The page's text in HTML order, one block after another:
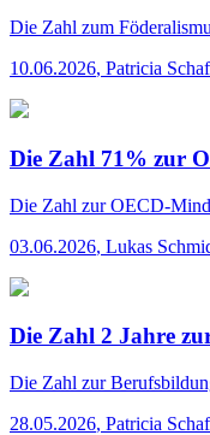
Die Zahl zum
10.06.2026, Patricia
Die Zahl 71% zur
Die Zahl zur OECD-
03.06.2026, Lukas
Die Zahl 2 Jahre
Die Zahl zur
28.05.2026, Patricia